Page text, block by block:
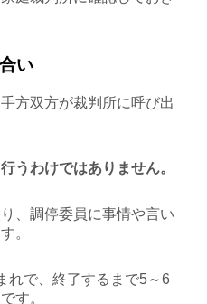
い
方双方が裁判所に呼び出
うわけではありません。
、調停委員に事情や言い
。
れで、終了するまで5～6
す。